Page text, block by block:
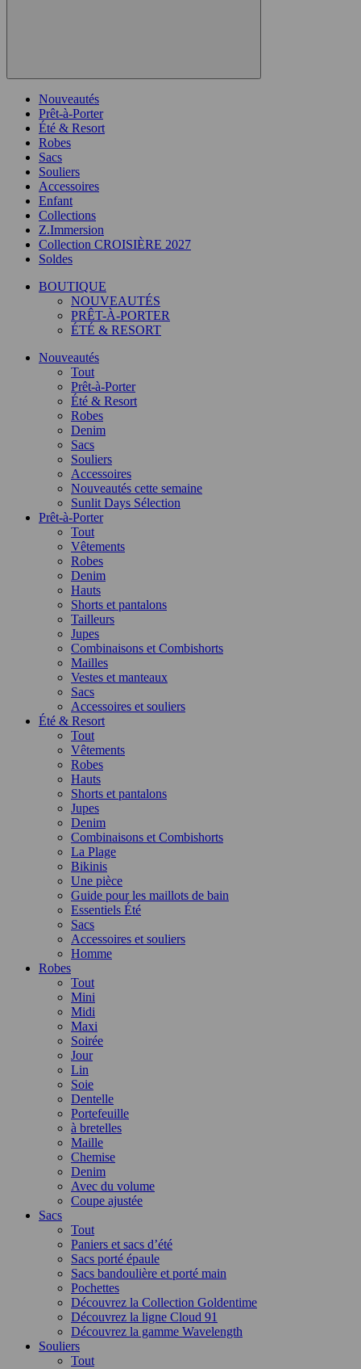
Nouveautés
Prêt-à-Porter
Été & Resort
Robes
Sacs
Souliers
Accessoires
Enfant
Collections
Z.Immersion
Collection CROISIÈRE 2027
Soldes
BOUTIQUE
NOUVEAUTÉS
PRÊT-À-PORTER
ÉTÉ & RESORT
Nouveautés
Tout
Prêt-à-Porter
Été & Resort
Robes
Denim
Sacs
Souliers
Accessoires
Nouveautés cette semaine
Sunlit Days Sélection
Prêt-à-Porter
Tout
Vêtements
Robes
Denim
Hauts
Shorts et pantalons
Tailleurs
Jupes
Combinaisons et Combishorts
Mailles
Vestes et manteaux
Sacs
Accessoires et souliers
Été & Resort
Tout
Vêtements
Robes
Hauts
Shorts et pantalons
Jupes
Denim
Combinaisons et Combishorts
La Plage
Bikinis
Une pièce
Guide pour les maillots de bain
Essentiels Été
Sacs
Accessoires et souliers
Homme
Robes
Tout
Mini
Midi
Maxi
Soirée
Jour
Lin
Soie
Dentelle
Portefeuille
à bretelles
Maille
Chemise
Denim
Avec du volume
Coupe ajustée
Sacs
Tout
Paniers et sacs d’été
Sacs porté épaule
Sacs bandoulière et porté main
Pochettes
Découvrez la Collection Goldentime
Découvrez la ligne Cloud 91
Découvrez la gamme Wavelength
Souliers
Tout